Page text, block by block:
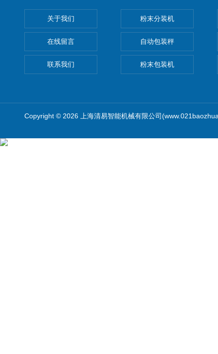
关于我们
在线留言
联系我们
粉末分装机
自动包装秤
粉末包装机
Copyright © 2026 上海清易智能机械有限公司